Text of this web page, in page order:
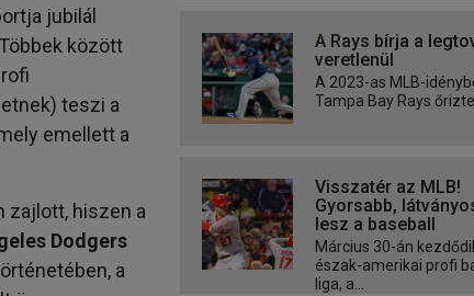
jubilál
között
teszi a
emellett a
zajlott, hiszen a
Dodgers
a
A Rays bírja a
veretlenül
A 2023-as MLB-
Tampa Bay Rays
Visszatér az MLB!
Gyorsabb,
lesz a baseball
Március 30-án
észak-amerikai profi
liga, a...